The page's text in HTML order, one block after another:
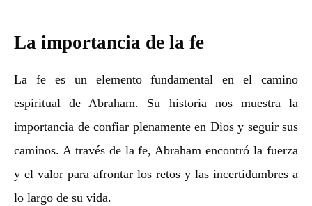
La importancia de la fe
La fe es un elemento fundamental en el camino
espiritual de Abraham. Su historia nos muestra la
importancia de confiar plenamente en Dios y seguir sus
caminos. A través de la fe, Abraham encontró la fuerza
y el valor para afrontar los retos y las incertidumbres a
lo largo de su vida.